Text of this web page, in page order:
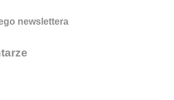
newslettera